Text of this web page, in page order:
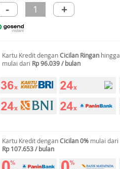
- 1 +
Kartu Kredit denganCicilan Ringan hingga
mulai dari Rp 96.039 / bulan
Kartu Kredit denganCicilan 0% mulai dari
Rp 107.653 / bulan